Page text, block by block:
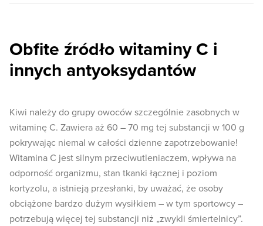
Obfite źródło witaminy C i
innych antyoksydantów
Kiwi należy do grupy owoców szczególnie zasobnych w
witaminę C. Zawiera aż 60 – 70 mg tej substancji w 100 g
pokrywając niemal w całości dzienne zapotrzebowanie!
Witamina C jest silnym przeciwutleniaczem, wpływa na
odporność organizmu, stan tkanki łącznej i poziom
kortyzolu, a istnieją przesłanki, by uważać, że osoby
obciążone bardzo dużym wysiłkiem – w tym sportowcy –
potrzebują więcej tej substancji niż „zwykli śmiertelnicy”.